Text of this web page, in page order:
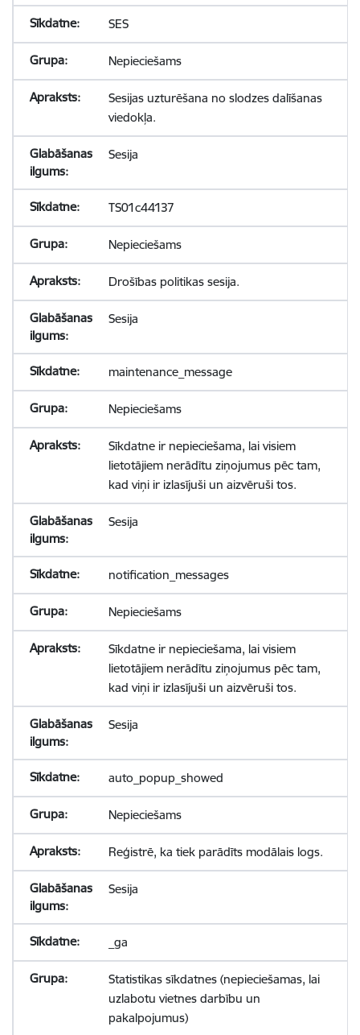
SES
Nepieciešams
Sesijas uzturēšana no slodzes dalīšanas
viedokļa.
Sesija
TS01c44137
Nepieciešams
Drošības politikas sesija.
Sesija
maintenance_message
Nepieciešams
Sīkdatne ir nepieciešama, lai visiem
lietotājiem nerādītu ziņojumus pēc tam,
kad viņi ir izlasījuši un aizvēruši tos.
Sesija
notification_messages
Nepieciešams
Sīkdatne ir nepieciešama, lai visiem
lietotājiem nerādītu ziņojumus pēc tam,
kad viņi ir izlasījuši un aizvēruši tos.
Sesija
auto_popup_showed
Nepieciešams
Reģistrē, ka tiek parādīts modālais logs.
Sesija
_ga
Statistikas sīkdatnes (nepieciešamas, lai
uzlabotu vietnes darbību un
pakalpojumus)